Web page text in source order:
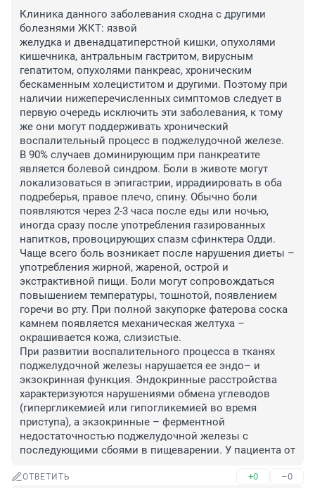
Клиника данного заболевания сходна с другими
болезнями ЖКТ: язвой
желудка и двенадцатиперстной кишки, опухолями
кишечника, антральным гастритом, вирусным
гепатитом, опухолями панкреас, хроническим
бескаменным холециститом и другими. Поэтому при
наличии нижеперечисленных симптомов следует в
первую очередь исключить эти заболевания, к тому
же они могут поддерживать хронический
воспалительный процесс в поджелудочной железе.
В 90% случаев доминирующим при панкреатите
является болевой синдром. Боли в животе могут
локализоваться в эпигастрии, иррадиировать в оба
подреберья, правое плечо, спину. Обычно боли
появляются через 2-3 часа после еды или ночью,
иногда сразу после употребления газированных
напитков, провоцирующих спазм сфинктера Одди.
Чаще всего боль возникает после нарушения диеты –
употребления жирной, жареной, острой и
экстрактивной пищи. Боли могут сопровождаться
повышением температуры, тошнотой, появлением
горечи во рту. При полной закупорке фатерова соска
камнем появляется механическая желтуха –
окрашивается кожа, слизистые.
При развитии воспалительного процесса в тканях
поджелудочной железы нарушается ее эндо– и
экзокринная функция. Эндокринные расстройства
характеризуются нарушениями обмена углеводов
(гипергликемией или гипогликемией во время
приступа), а экзокринные – ферментной
недостаточностью поджелудочной железы с
последующими сбоями в пищеварении. У пациента от
ОТВЕТИТЬ +0 –0